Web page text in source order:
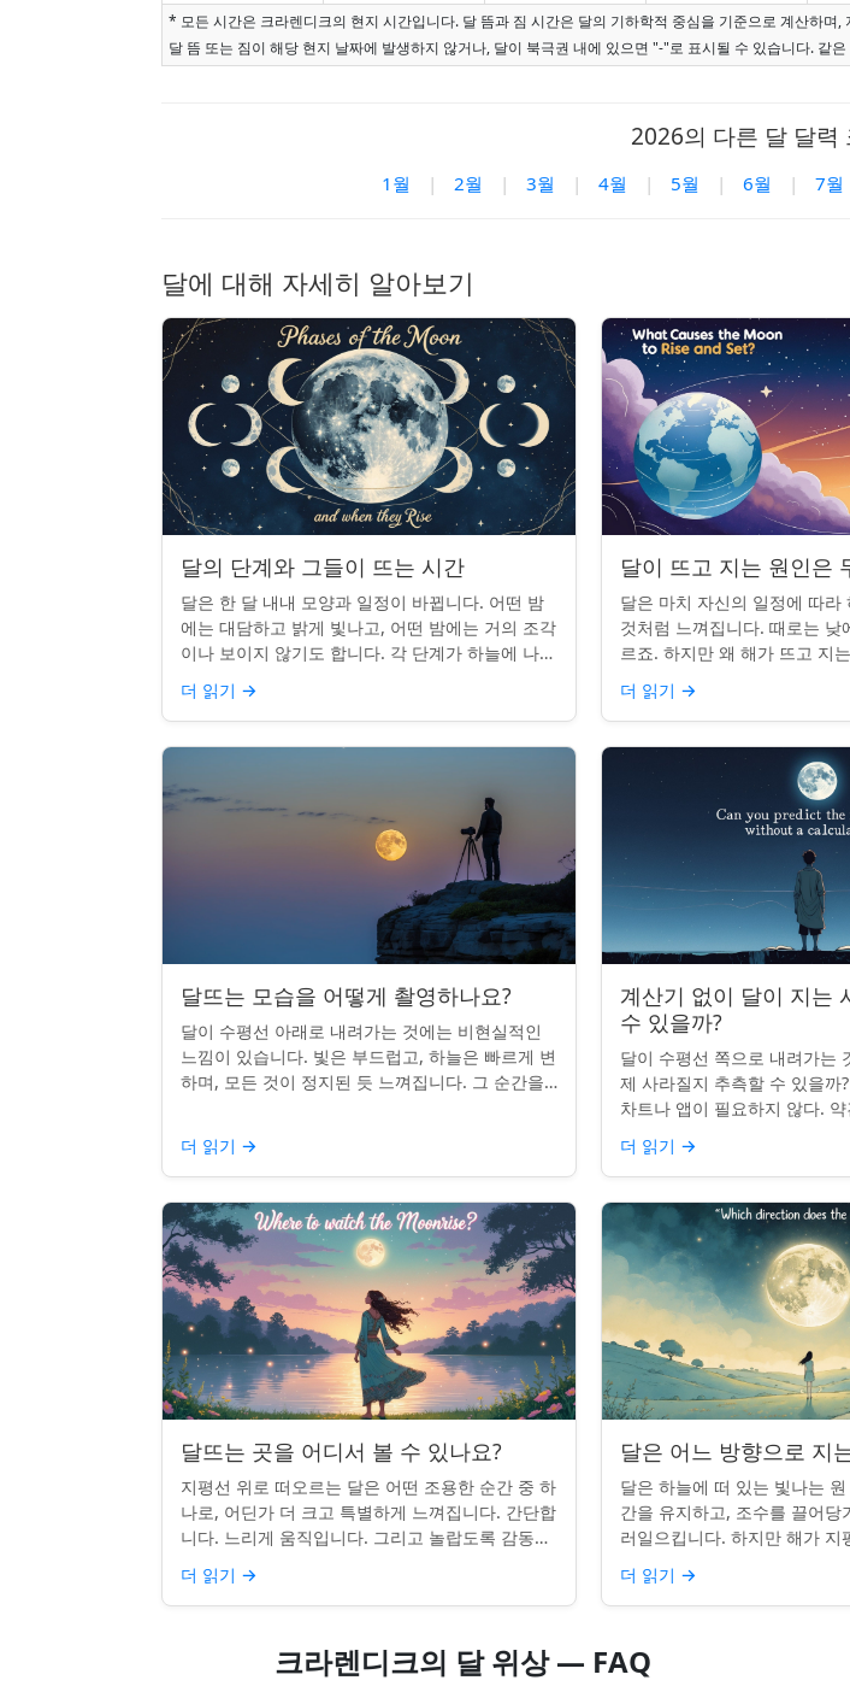
* 모든 시간은 크라렌디크의 현지 시간입니다. 달 뜸과 짐 시간은 달의 기하학적 중심을 기준으로 계산하
달 뜸 또는 짐이 해당 현지 날짜에 발생하지 않거나, 달이 북극권 내에 있으면 "-"로 표시될 수 있습니다. 같
2026의 다른 달 달력
1월 | 2월 | 3월 | 4월 | 5월 | 6월 | 7월
달에 대해 자세히 알아보기
달의 단계와 그들이 뜨는 시간
달은 한 달 내내 모양과 일정이 바뀝니다. 어떤 밤
에는 대담하고 밝게 빛나고, 어떤 밤에는 거의 조각
이나 보이지 않기도 합니다. 각 단계가 하늘에 나타
나는 시기를 궁금해한 적이 있다면, 혼자가 아닙니
다. 사실 그 타...
더 읽기 →
달이 뜨고 지는 원인은
달은 마치 자신의 일정에 따라
것처럼 느껴집니다. 때로는 낮
르죠. 하지만 왜 해가 뜨고 지
순히 달에 관한 것이 아니라
핵심 통찰:...
더 읽기 →
달뜨는 모습을 어떻게 촬영하나요?
달이 수평선 아래로 내려가는 것에는 비현실적인
느낌이 있습니다. 빛은 부드럽고, 하늘은 빠르게 변
하며, 모든 것이 정지된 듯 느껴집니다. 그 순간을
더 읽기 →
계산기 없이 달이 지는
수 있을까?
달이 수평선 쪽으로 내려가는
제 사라질지 추측할 수 있을까
차트나 앱이 필요하지 않다.
요령만 있으면 된다. 주요 통
시간을 알고...
더 읽기 →
달뜨는 곳을 어디서 볼 수 있나요?
지평선 위로 떠오르는 달은 어떤 조용한 순간 중 하
나로, 어딘가 더 크고 특별하게 느껴집니다. 간단합
니다. 느리게 움직입니다. 그리고 놀랍도록 감동적
입니다. 하지만 어디를 봐야 할지 모르면 잡기 쉽지
않을 수 있습니...
더 읽기 →
달은 어느 방향으로 지
달은 하늘에 떠 있는 빛나는
간을 유지하고, 조수를 끌어당
러일으킵니다. 하지만 해가 지
때, 당신은 한 번쯤 멈춰서 물
곳은 어디일까? ...
더 읽기 →
크라렌디크의 달 위상 — FAQ